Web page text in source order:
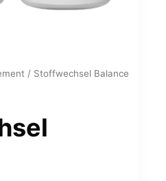
/ Stoffwechsel Balance